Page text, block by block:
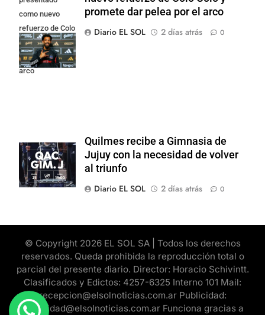
como nuevo
refuerzo de Colo
Colo y promete
dar pelea por el
arco
promete dar pelea por el arco
Diario EL SOL
2 días atrás 0
Quilmes recibe a Gimnasia de
Jujuy con la necesidad de volver
al triunfo
Diario EL SOL
2 días atrás 0
© Copyright 2026 EL SOL SA | Todos los derechos
reservados. Queda prohibida la reproducción total o
parcial del presente diario. Director: Horacio Schivintt.
Clasificados y Edictos: 4257-6325 Interno 101 Mail:
recepcion@elsolnoticias.com.ar Publicidad:
publicidad@elsolnoticias.com.ar Funciona gracias a